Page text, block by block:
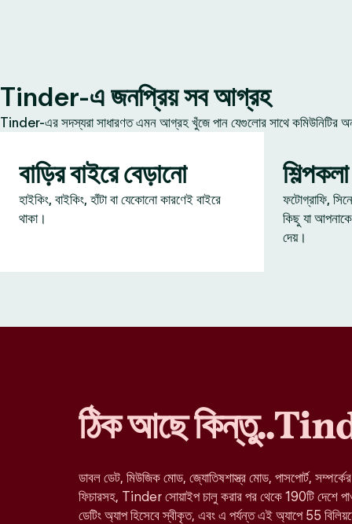
Tinder-এ জনপ্রিয় সব আগ্রহ
Tinder-এর সদস্যরা সাধারণত এমন আগ্রহ খুঁজে পান যেগুলোর সাথে কমিউনিটির
বাড়ির বাইরে বেড়ানো
হাইকিং, বাইকিং, হাঁটা বা যেকোনো কারণেই বাইরে
থাকা।
শিল্পকলা
ফটোগ্রাফি,
কিছু যা
দেয়।
ঠিক আছে
ডাবল ডেট, মিউজিক মোড, জ্যোতিষশাস্ত্র মোড, পাসপোর্ট,
ফিচারসহ, Tinder সোয়াইপ চালু করার পর থেকে 190টি দেশে
ডেটিং অ্যাপ হিসেবে স্বীকৃত, এবং এ পর্যন্ত এই অ্যাপে 55